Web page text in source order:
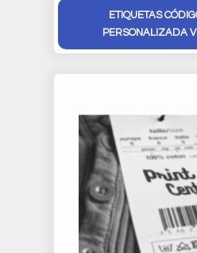
ETIQUETAS
PERSONALIZADA